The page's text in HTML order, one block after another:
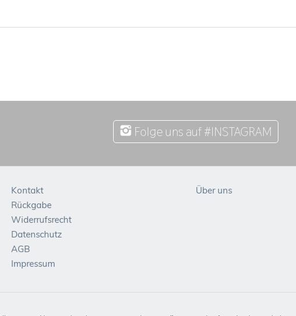
Folge uns auf #INSTAGRAM
Kontakt
Rückgabe
Widerrufsrecht
Datenschutz
AGB
Impressum
Über uns